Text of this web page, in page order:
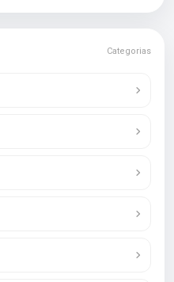
Categorias